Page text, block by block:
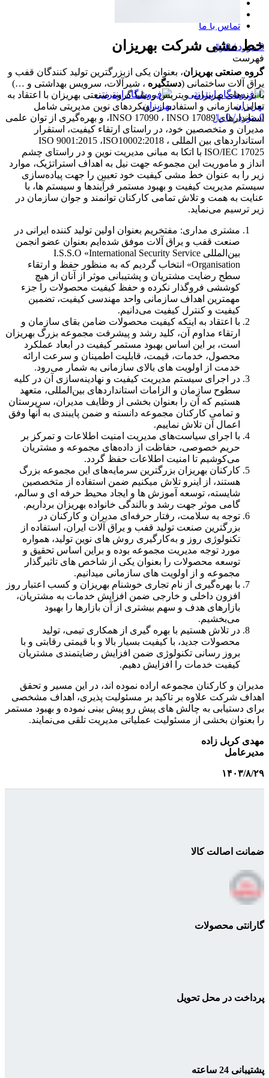
تماس با ما
0 مورد /
0 ﷼
فهرست
0 مورد /
0 ﷼
خط مشی شرکت بهریزان
گروه صنعتی بهریزان، بعنوان یکی ازبزرگترین تولید کنندگان قفب و
یراق آلات ساختمانی (دستگیره ، شیرآلات، سرویس بهداشتی و …)
با برندهای بهریزان، ویتریس و بیلیا گروه صنعتی بهریزان با اعتقاد به
تعالی سازمانی و استفاده از رویکردهای نوین مدیریتی شامل
استاندارهای INSO 17090 ، INSO 17089، و بهره‌گیری از توان علمی
مدیران و متخصصین خود، در راستای ارتقاء کیفیت، استقرار
استانداردهای بین المللی ISO 9001:2015 ،ISO10002:2018 ،
ISO/IEC 17025 با اتکا به مبانی مدیریت نوین و در راستای چشم
انداز و ماموریت این مجموعه جهت نیل به اهداف استراتژیک، موارد
زیر را به عنوان خط مشی کیفیت خود تعیین را جهت پیاده‌سازی
سیستم مدیریت کیفیت و بهبود مستمر فرآیندها و سیستم ها، با
عنایت به همت و تلاش تمامی کارکنان توانمند و جوان سازمان در
زیر ترسیم می‌نماید.
مشتری مداری: مفتخریم بعنوان اولین تولید کننده ایرانی در
صنعت قفب و یراق آلات موفق شده‌ایم بعنوان عضو انجمن
بین‌المللی I.S.S.O «International Security Service
Organisation» انتخاب گردیم که به منظور حفظ و ارتقاء
سطح رضایت مشتریان و پشتیبانی موثر از آنان از هیچ
کوششی فروگذار نکرده و حفظ کیفیت محصولات را جزء
مهمترین اهداف سازمانی واحد مهندسی کیفیت، تضمین
کیفیت و کنترل کیفیت می‌دانیم.
با اعتقاد به اینکه کیفیت محصولات ضامن بقای سازمان و
ارتقاء مداوم آن، کلید رشد و پیشرفت مجموعه بزرگ بهریزان
است، بر این اساس بهبود مستمر کیفیت در ابعاد عملکرد
محصول، خدمات، قیمت، قابلیت اطمینان و سرعت ارائه
خدمت از اولویت های بالای سازمانی به شمار می‌رود.
در اجرای سیستم مدیریت کیفیت و نهادینه‌سازی آن در کلیه
سطوح سازمان و الزامات استانداردهای بین‌المللی، متعهد
هستیم که آن را بعنوان بخشی از وظایف مدیران، سرپرستان
و تمامی کارکنان مجموعه دانسته و ضمن پایبندی به آنها وفق
اعمال آن تلاش نماییم.
با اجرای سیاست‌های مدیریت امنیت اطلاعات و تمرکز بر
حریم خصوصی، حفاظت از داده‌های مجموعه و مشتریان
می‌کوشیم تا امنیت اطلاعات حفظ گردد.
کارکنان بهریزان بزرگترین سرمایه‌های این مجموعه بزرگ
هستند، از اینرو تلاش میکنیم ضمن استفاده از متخصصین
شایسته، توسعه آموزش ها و ایجاد محیط حرفه ای و سالم،
گامی موثر جهت رشد و بالندگی خانواده بهریزان برداریم.
توجه به سلامت، رفتار حرفه‌ای مدیران و کارکنان در
بزرگترین صنعت تولید قفب و یراق آلات ایران، استفاده از
تکنولوژی روز و به‌کارگیری روش های نوین تولید، همواره
مورد توجه مدیریت مجموعه بوده و براین اساس تحقیق و
توسعه محصولات را بعنوان یکی از شاخص های تاثیرگذار
مجموعه و از اولویت های سازمانی میدانیم.
با بهره‌گیری از نام تجاری خوشنام بهریزان و کسب اعتبار روز
افزون داخلی و خارجی ضمن افزایش خدمات به مشتریان،
بازارهای هدف و سهم بیشتری از آن بازارها را بهبود
می‌بخشیم.
در تلاش هستیم با بهره گیری از همکاری تیمی، تولید
محصولات جدید، با کیفیت بسیار بالا و با قیمتی رقابتی و با
بروز رسانی تکنولوژی ضمن افزایش رضایتمندی مشتریان
کیفیت خدمات را افزایش دهیم.
مدیران و کارکنان مجموعه اراده نموده اند، در این مسیر و تحقق
اهداف شرکت علاوه بر تاکید بر مسئولیت پذیری، اهداف مشخصی
برای دستیابی به چالش های پیش رو پیش بینی نموده و بهبود مستمر
را بعنوان بخشی از مسئولیت عملیاتی مدیریت تلقی می‌نمایند.
مهدی کربل زاده
مدیرعامل
۱۴۰۳/۸/۲۹
ضمانت اصالت کالا
گارانتی محصولات
پرداخت در محل تحویل
پشتیبانی 24 ساعته